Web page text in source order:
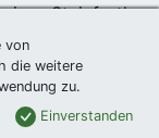
- Steinfurth
Links|Sitemap
von
die weitere
zu.
Einverstanden